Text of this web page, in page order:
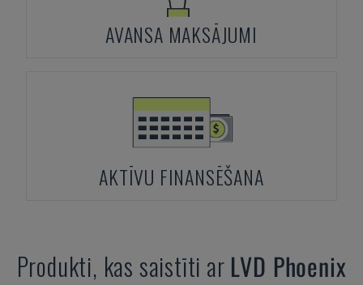
AVANSA MAKSĀJUMI
AKTĪVU FINANSĒŠANA
Produkti, kas saistīti ar LVD Phoenix